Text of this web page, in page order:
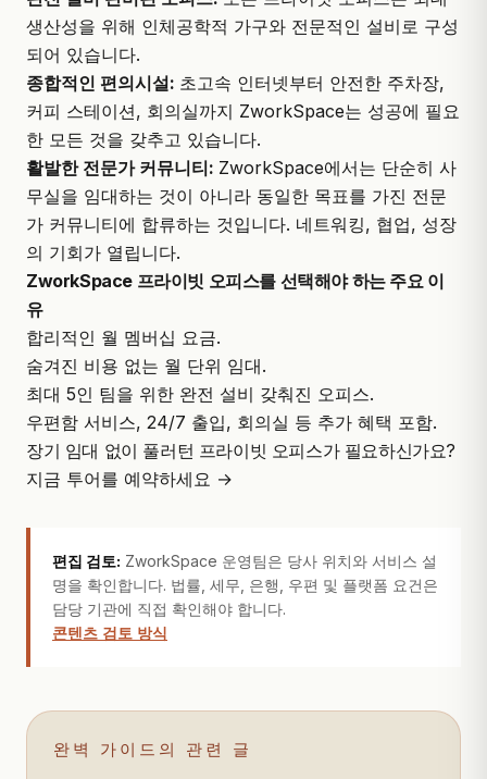
생산성을 위해 인체공학적 가구와 전문적인 설비로 구성
되어 있습니다.
종합적인 편의시설: 초고속 인터넷부터 안전한 주차장,
커피 스테이션, 회의실까지 ZworkSpace는 성공에 필요
한 모든 것을 갖추고 있습니다.
활발한 전문가 커뮤니티: ZworkSpace에서는 단순히 사
무실을 임대하는 것이 아니라 동일한 목표를 가진 전문
가 커뮤니티에 합류하는 것입니다. 네트워킹, 협업, 성장
의 기회가 열립니다.
ZworkSpace 프라이빗 오피스를 선택해야 하는 주요 이
유
합리적인 월 멤버십 요금.
숨겨진 비용 없는 월 단위 임대.
최대 5인 팀을 위한 완전 설비 갖춰진 오피스.
우편함 서비스, 24/7 출입, 회의실 등 추가 혜택 포함.
장기 임대 없이 풀러턴 프라이빗 오피스가 필요하신가요?
지금 투어를 예약하세요 →
편집 검토: ZworkSpace 운영팀은 당사 위치와 서비스 설
명을 확인합니다. 법률, 세무, 은행, 우편 및 플랫폼 요건은
담당 기관에 직접 확인해야 합니다.
콘텐츠 검토 방식
완벽 가이드의 관련 글